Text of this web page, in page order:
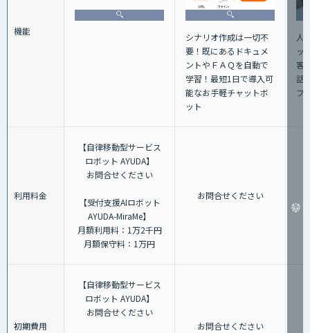
機能
シナリオ作成は一切不
要！既にあるドキュメ
ントやＦＡＱを自動で
学習！最短1日で導入可
能なお手軽チャットボ
ット
人
ッ
客
話
フ
利用料金
【自律移動型サービス
ロボット AYUDA】
お問合せください
【受付支援AIロボット
AYUDA-MiraMe】
月額利用料：1万2千円
月額保守料：1万円
お問合せください
初期費用
【自律移動型サービス
ロボット AYUDA】
お問合せください
お問合せください